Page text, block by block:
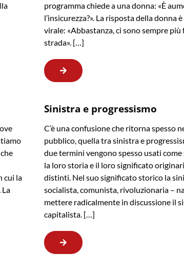
programma chiede a una donna: «È
l’insicurezza?». La risposta della donna
virale: «Abbastanza, ci sono sempre più
strada». […]
cui la
La
Sinistra e progressismo
C’è una confusione che ritorna spesso
pubblico, quella tra sinistra e
due termini vengono spesso usati
la loro storia e il loro significato
distinti. Nel suo significato storico la
socialista, comunista, rivoluzionaria –
mettere radicalmente in discussione il
capitalista. […]